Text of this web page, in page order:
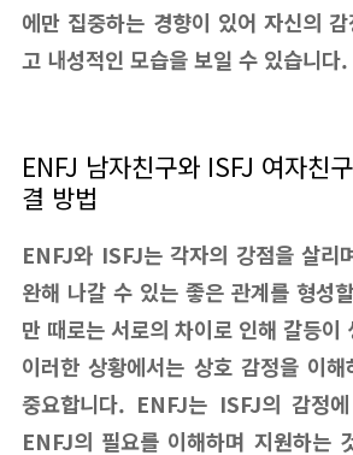
에만 집중하는 경향이 있어 자신의
고 내성적인 모습을 보일 수 있습니다.
ENFJ 남자친구와 ISFJ 여자친
결 방법
ENFJ와 ISFJ는 각자의 강점을 살리
완해 나갈 수 있는 좋은 관계를 형성
만 때로는 서로의 차이로 인해 갈등이
이러한 상황에서는 상호 감정을 이
중요합니다. ENFJ는 ISFJ의 감정
ENFJ의 필요를 이해하며 지원하는